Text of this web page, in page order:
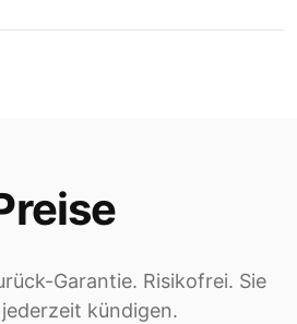
Garantie. Risikofrei. Sie
kündigen.